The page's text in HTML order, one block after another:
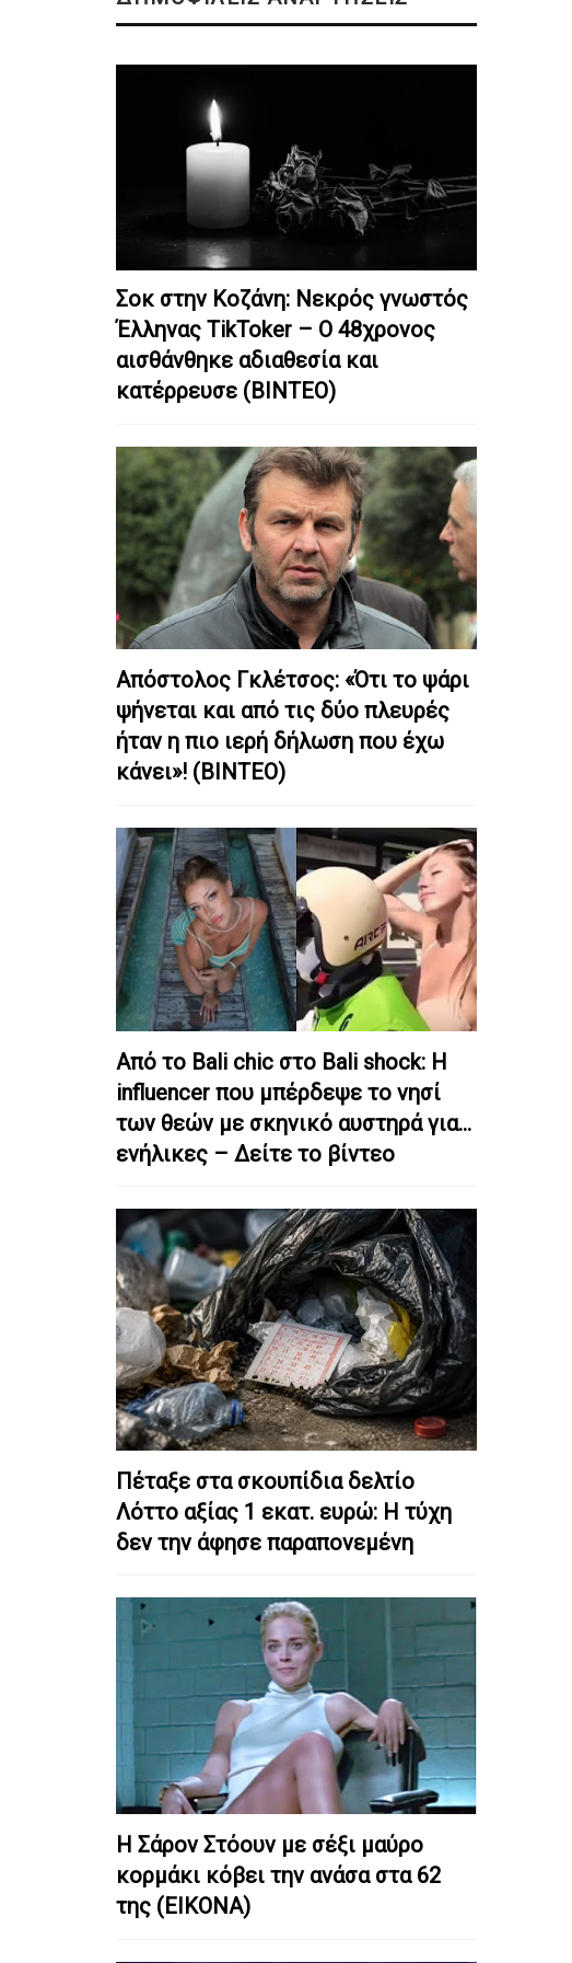
Σοκ στην Κοζάνη: Nεκρός γνωστός
Έλληνας TikToker – Ο 48χρονος
αισθάνθηκε αδιαθεσία και
κατέρρευσε (ΒΙΝΤΕΟ)
Απόστολος Γκλέτσος: «Ότι το ψάρι
ψήνεται και από τις δύο πλευρές
ήταν η πιο ιερή δήλωση που έχω
κάνει»! (ΒΙΝΤΕΟ)
Από το Bali chic στο Bali shock: Η
influencer που μπέρδεψε το νησί
των θεών με σκηνικό αυστηρά για…
ενήλικες – Δείτε το βίντεο
Πέταξε στα σκουπίδια δελτίο
Λόττο αξίας 1 εκατ. ευρώ: Η τύχη
δεν την άφησε παραπονεμένη
Η Σάρον Στόουν με σέξι μαύρο
κορμάκι κόβει την ανάσα στα 62
της (ΕΙΚΟΝΑ)